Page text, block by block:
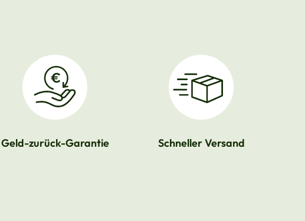
Geld-zurück-Garantie Schneller Versand